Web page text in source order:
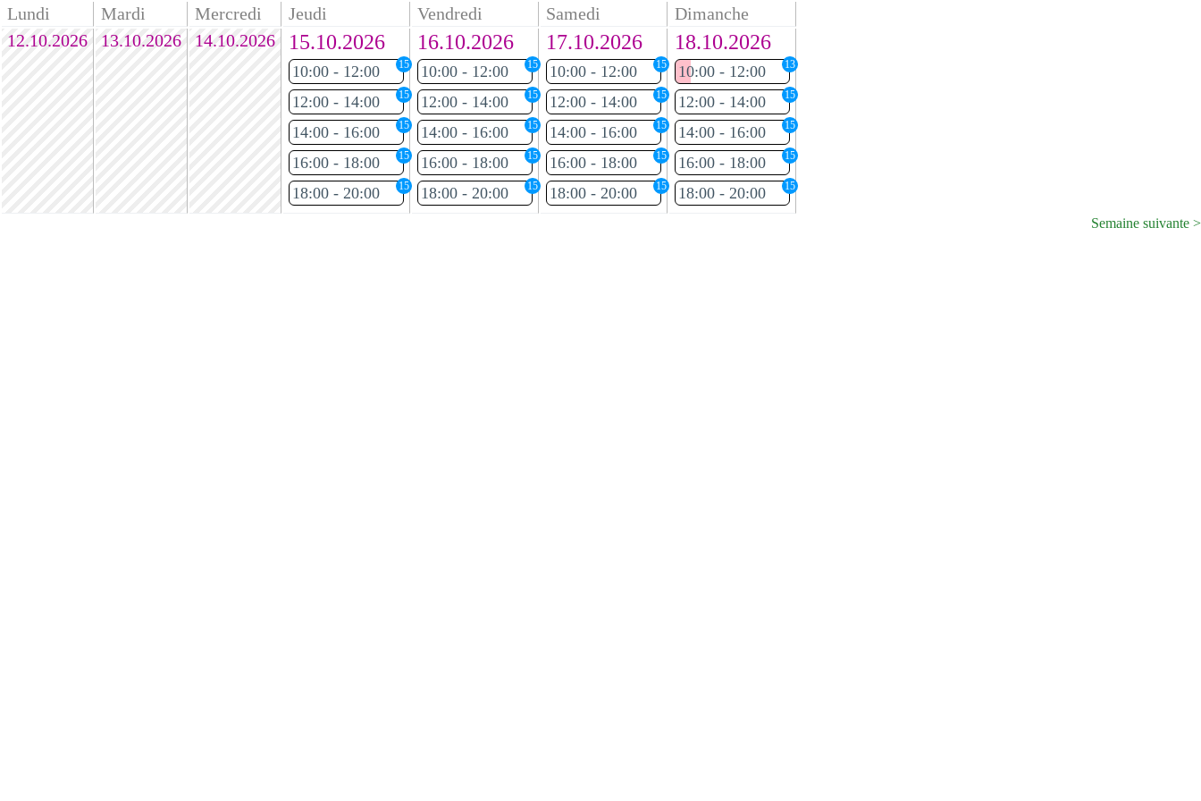
Lundi Mardi Mercredi Jeudi Vendredi Samedi
Dimanche
12.10.2026
13.10.2026 14.10.2026 15.10.2026
10:00 - 12:00 15
12:00 - 14:00 15
14:00 - 16:00 15
16:00 - 18:00 15
18:00 - 20:00 15
16.10.2026
10:00 - 12:00 15
12:00 - 14:00 15
14:00 - 16:00 15
16:00 - 18:00 15
18:00 - 20:00 15
17.10.2026
10:00 - 12:00 15
12:00 - 14:00 15
14:00 - 16:00 15
16:00 - 18:00 15
18:00 - 20:00 15
18.10.2026
10:00 - 12:00 13
12:00 - 14:00 15
14:00 - 16:00 15
16:00 - 18:00 15
18:00 - 20:00 15
Semaine suivante >